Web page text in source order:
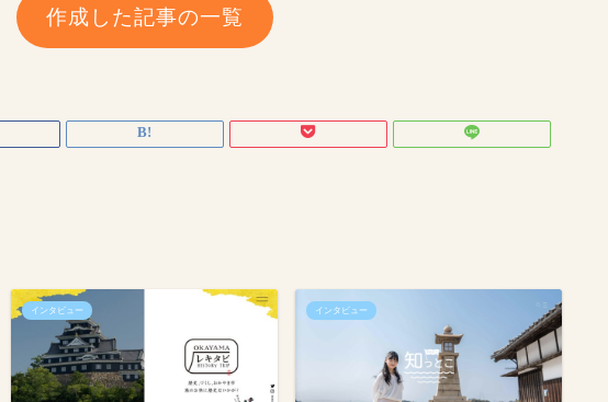
作成した記事の一覧
インタビュー インタビュー